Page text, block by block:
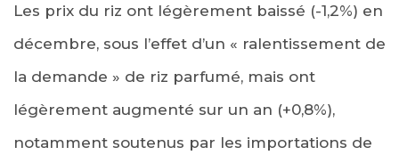
Les prix du riz ont légèrement baissé (-1,2%) en
décembre, sous l’effet d’un « ralentissement de
la demande » de riz parfumé, mais ont
légèrement augmenté sur un an (+0,8%),
notamment soutenus par les importations de